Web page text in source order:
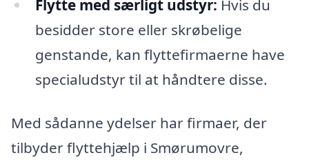
Flytte med særligt udstyr: Hvis du
besidder store eller skrøbelige
genstande, kan flyttefirmaerne have
specialudstyr til at håndtere disse.
Med sådanne ydelser har firmaer, der
tilbyder flyttehjælp i Smørumovre,